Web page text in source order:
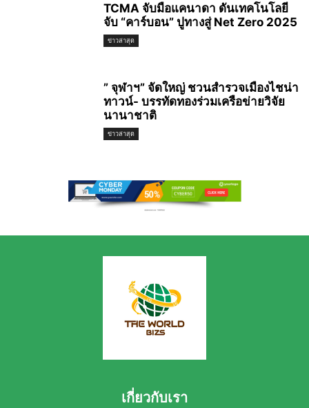
TCMA จับมือแคนาดา ดันเทคโนโลยี
จับ “คาร์บอน” ปูทางสู่ Net Zero 2025
ข่าวล่าสุด
” จุฬาฯ” จัดใหญ่ ชวนสำรวจเมืองไชน่า
ทาวน์- บรรทัดทองร่วมเครือข่ายวิจัย
นานาชาติ
ข่าวล่าสุด
เกี่ยวกับเรา